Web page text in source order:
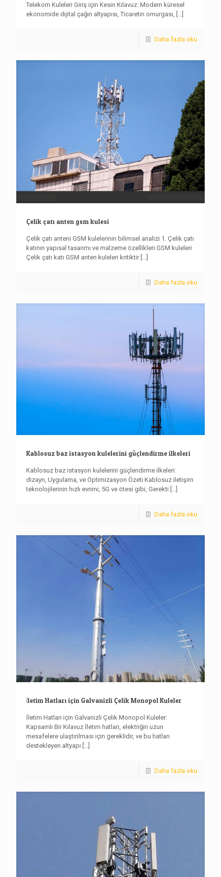
Telekom Kuleleri Giriş için Kesin Kılavuz: Modern küresel
ekonomide dijital çağın altyapısı, Ticaretin omurgası, [...]
Daha fazla oku
Çelik çatı anten gsm kulesi
Çelik çatı anteni GSM kulelerinin bilimsel analizi 1. Çelik çatı
katının yapısal tasarımı ve malzeme özellikleri GSM kuleleri
Çelik çatı katı GSM anten kuleleri kritiktir[...]
Daha fazla oku
Kablosuz baz istasyon kulelerini güçlendirme ilkeleri
Kablosuz baz istasyon kulelerini güçlendirme ilkeleri:
dizayn, Uygulama, ve Optimizasyon Özeti Kablosuz iletişim
teknolojilerinin hızlı evrimi, 5G ve ötesi gibi, Gerekti [...]
Daha fazla oku
İletim Hatları için Galvanizli Çelik Monopol Kuleler
İletim Hatları için Galvanizli Çelik Monopol Kuleler:
Kapsamlı Bir Kılavuz İletim hatları, elektriğin uzun
mesafelere ulaştırılması için gereklidir, ve bu hatları
destekleyen altyapı [...]
Daha fazla oku